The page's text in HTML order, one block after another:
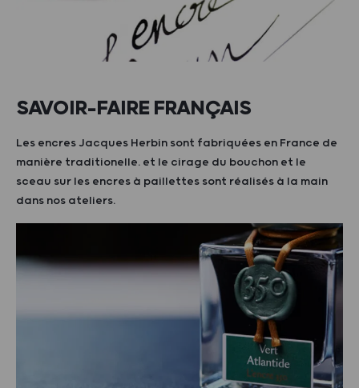
SAVOIR-FAIRE FRANÇAIS
Les encres Jacques Herbin sont fabriquées en France de
manière traditionelle. et le cirage du bouchon et le
sceau sur les encres à paillettes sont réalisés à la main
dans nos ateliers.